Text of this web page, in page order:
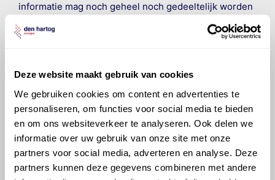
Deze website maakt gebruik van cookies
We gebruiken cookies om content en advertenties te
personaliseren, om functies voor social media te bieden
en om ons websiteverkeer te analyseren. Ook delen we
informatie over uw gebruik van onze site met onze
partners voor social media, adverteren en analyse. Deze
partners kunnen deze gegevens combineren met andere
informatie mag noch geheel noch gedeeltelijk worden
andere manieren worden overgedragen zonder
om ervoor te zorgen dat deze gegevens zo accuraat
aansprakelijkheid aanvaard, anders dan waartoe een
wettelijke verplichting bestaat, voor schade of verlies
veroorzaakt door fouten of omissies in de verstrekte
informatie. Door deze olieaanbevelingsinformatie te
raadplegen en te gebruiken erkent de gebruiker dat
hij/zij de ervaring, de kennis en het vermogen heeft